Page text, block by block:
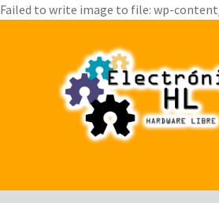
Failed to write image to file: wp-